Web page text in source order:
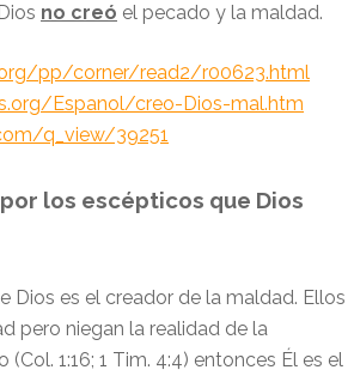
no creó el pecado y la maldad.
pp/corner/read2/r00623.html
Espanol/creo-Dios-mal.htm
q_view/39251
los escépticos que Dios
Dios es el creador de la maldad. Ellos
pero niegan la realidad de la
(Col. 1:16; 1 Tim. 4:4) entonces Él es el